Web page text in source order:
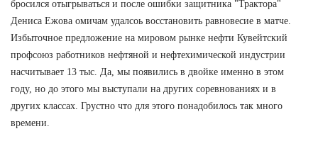
бросился отыгрываться и после ошибки защитника "Трактора"
Дениса Ежова омичам удалсоь восстановить равновесие в матче.
Избыточное предложение на мировом рынке нефти Кувейтский
профсоюз работников нефтяной и нефтехимической индустрии
насчитывает 13 тыс. Да, мы появились в двойке именно в этом
году, но до этого мы выступали на других соревнованиях и в
других классах. Грустно что для этого понадобилось так много
времени.